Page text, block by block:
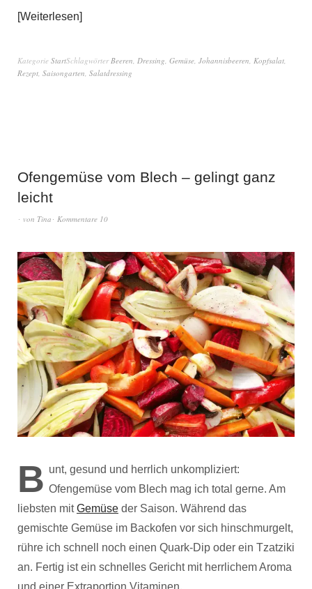
Weiterlesen
Kategorie StartSchlagwörter Beeren Dressing Gemüse Johannisbeeren Kopfsalat
Rezept Saisongarten Salatdressing
Ofengemüse vom Blech – gelingt ganz
leicht
von Tina Kommentare 10
B unt, gesund und herrlich unkompliziert:
Ofengemüse vom Blech mag ich total gerne. Am
liebsten mitGemüse der Saison. Während das
gemischte Gemüse im Backofen vor sich hinschmurgelt,
rühre ich schnell noch einen Quark-Dip oder ein Tzatziki
an. Fertig ist ein schnelles Gericht mit herrlichem Aroma